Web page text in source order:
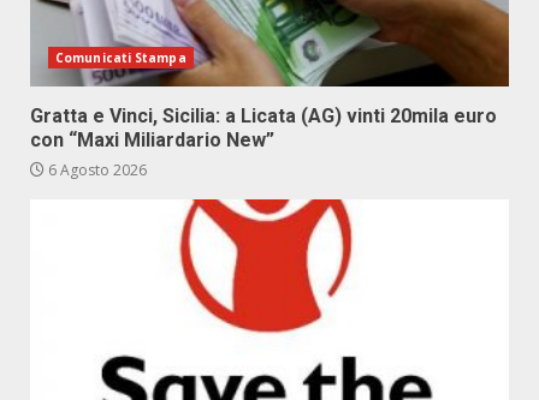
Comunicati Stampa
Gratta e Vinci, Sicilia: a Licata (AG) vinti 20mila euro
con “Maxi Miliardario New”
6 Agosto 2026